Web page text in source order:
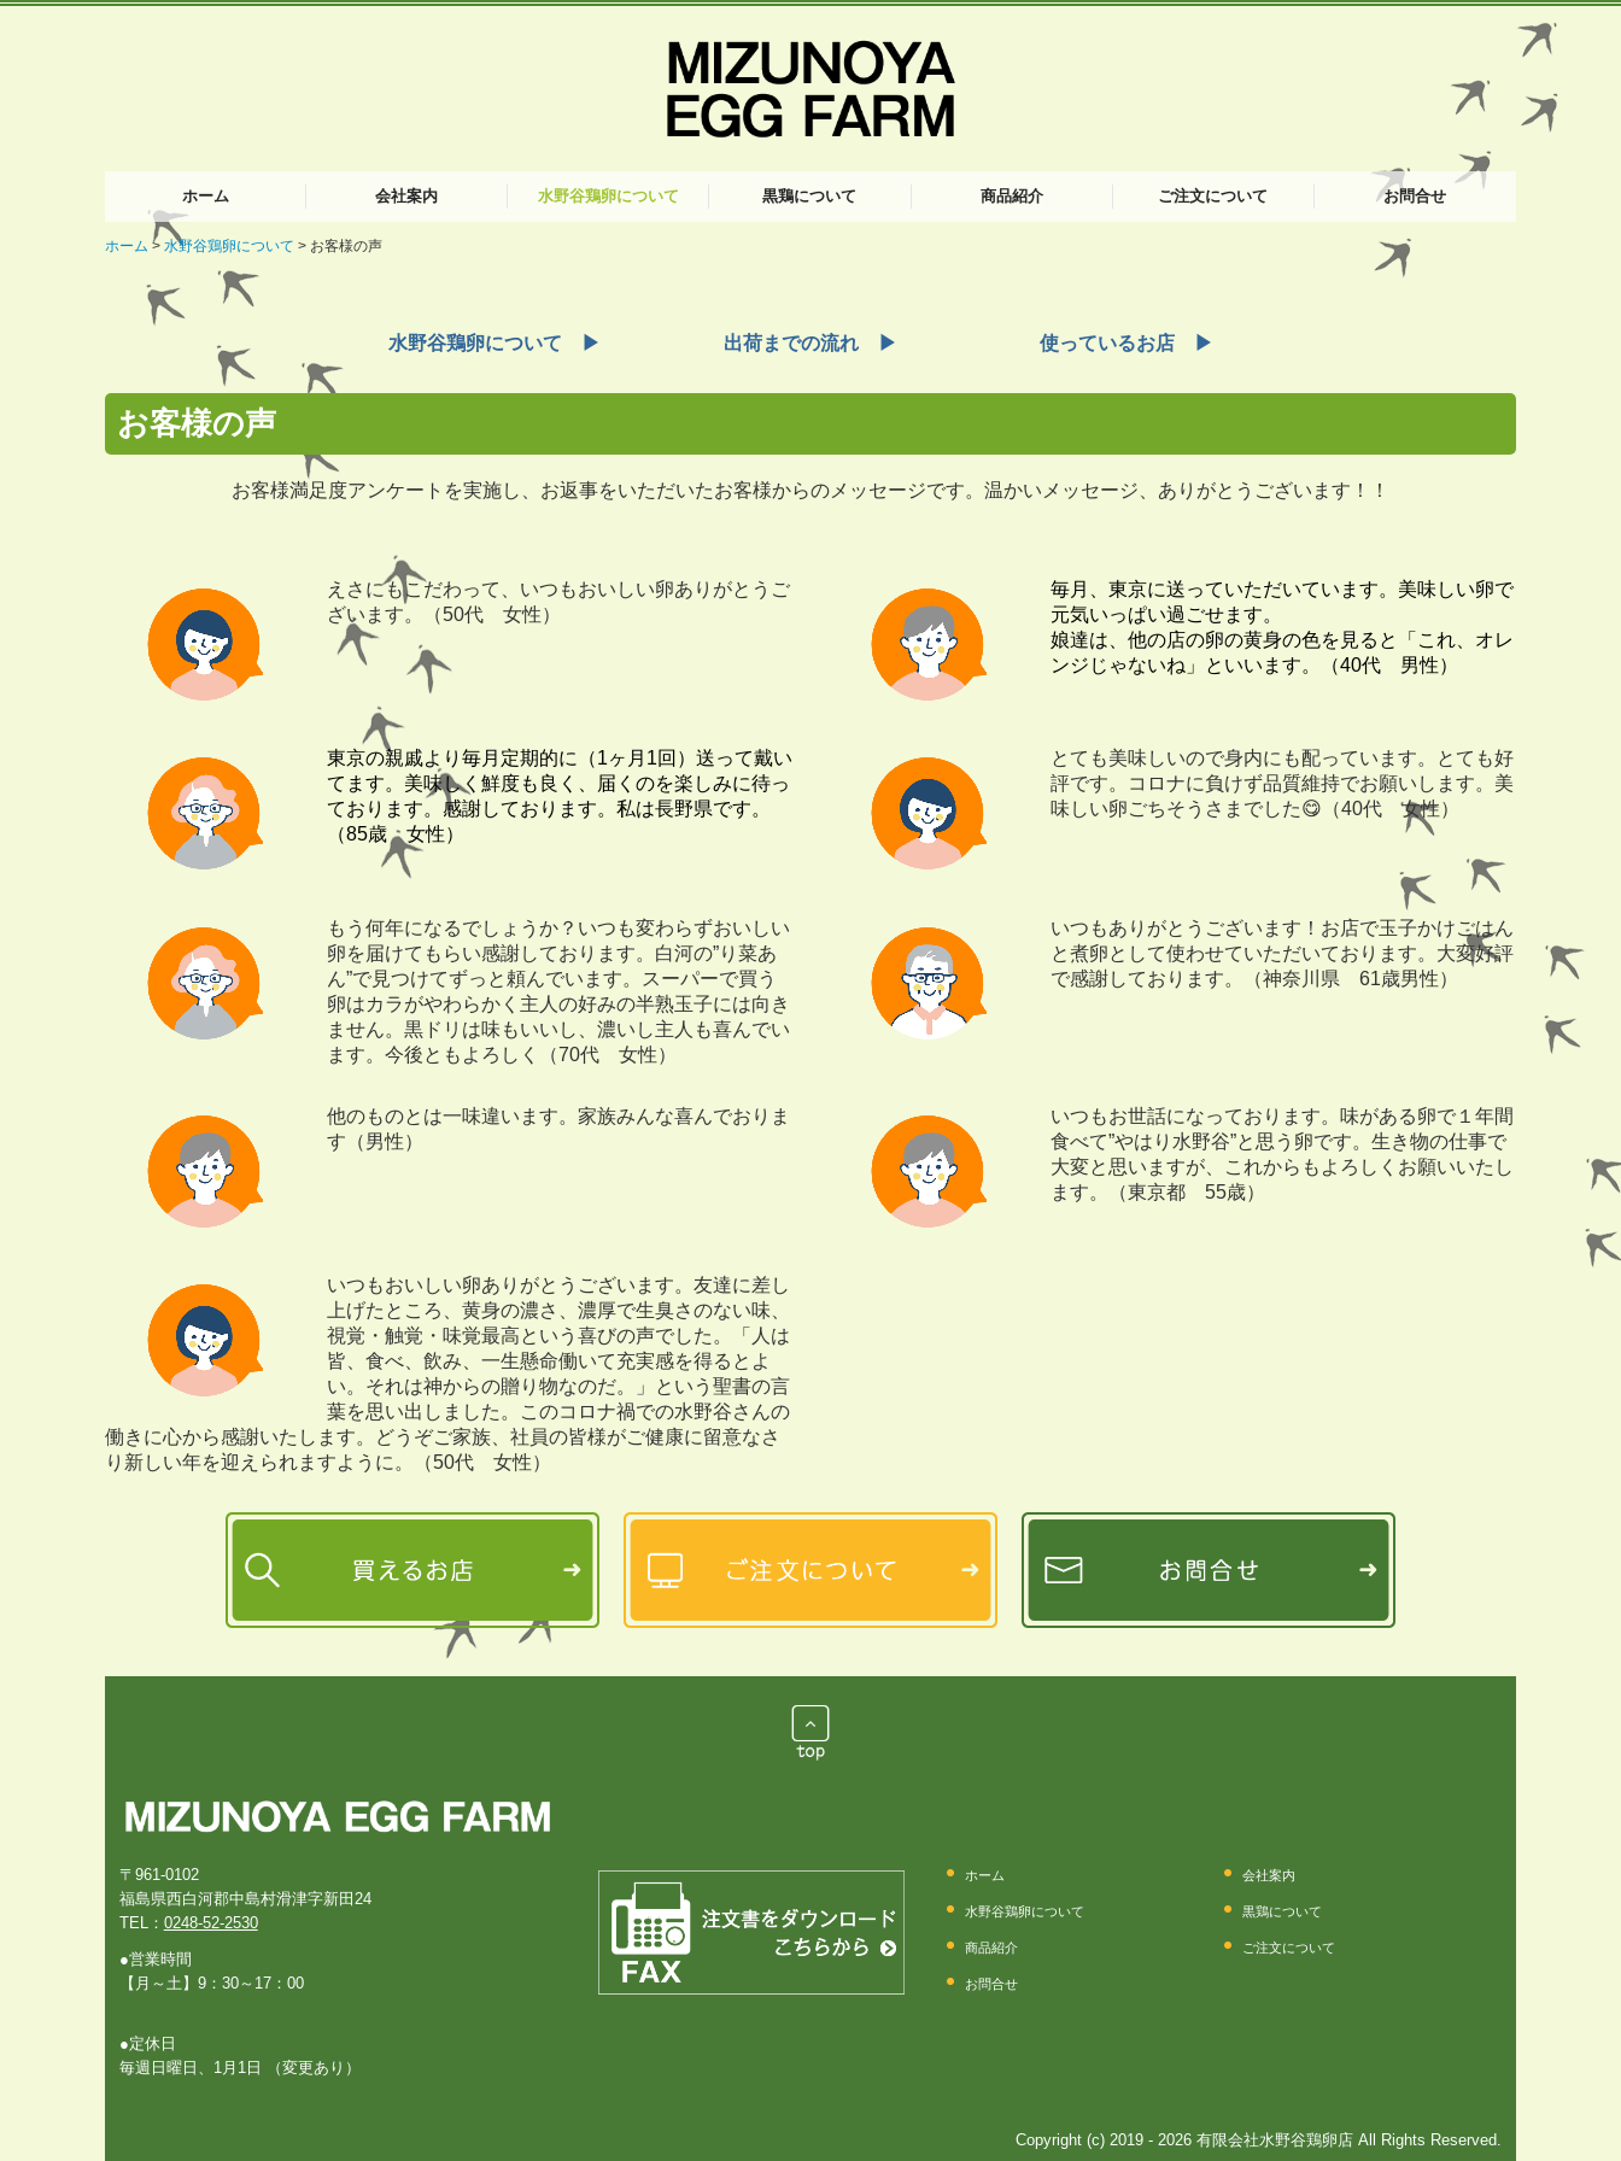
ホーム 会社案内
ご挨拶
水野谷鶏卵について 黒鶏について 商品紹介 ご注文について お問合せ
プライバシーポリシー
ホーム 水野谷鶏卵について お客様の声
水野谷鶏卵について ▶ 出荷までの流れ▶ 使っているお店 ▶
お客様の声
お客様満足度アンケートを実施し、お返事をいただいたお客様からのメッセージです。温かいメッセージ、ありがとうございます！！
えさにもこだわって、いつもおいしい卵ありがとうご
ざいます。（50代 女性）
毎月、東京に送っていただいています。美味しい卵で
元気いっぱい過ごせます。
娘達は、他の店の卵の黄身の色を見ると「これ、オレ
ンジじゃないね」といいます。（40代 男性）
東京の親戚より毎月定期的に（1ヶ月1回）送って戴い
てます。美味しく鮮度も良く、届くのを楽しみに待っ
ております。感謝しております。私は長野県です。
（85歳 女性）
とても美味しいので身内にも配っています。とても好
評です。コロナに負けず品質維持でお願いします。美
味しい卵ごちそうさまでした😋（40代 女性）
もう何年になるでしょうか？いつも変わらずおいしい
卵を届けてもらい感謝しております。白河の”り菜あ
ん”で見つけてずっと頼んでいます。スーパーで買う
卵はカラがやわらかく主人の好みの半熟玉子には向き
ません。黒ドリは味もいいし、濃いし主人も喜んでい
ます。今後ともよろしく（70代 女性）
いつもありがとうございます！お店で玉子かけごはん
と煮卵として使わせていただいております。大変好評
で感謝しております。（神奈川県 61歳男性）
他のものとは一味違います。家族みんな喜んでおりま
す（男性）
いつもお世話になっております。味がある卵で１年間
食べて”やはり水野谷”と思う卵です。生き物の仕事で
大変と思いますが、これからもよろしくお願いいたし
ます。（東京都 55歳）
いつもおいしい卵ありがとうございます。友達に差し
上げたところ、黄身の濃さ、濃厚で生臭さのない味、
視覚・触覚・味覚最高という喜びの声でした。「人は
皆、食べ、飲み、一生懸命働いて充実感を得るとよ
い。それは神からの贈り物なのだ。」という聖書の言
葉を思い出しました。このコロナ禍での水野谷さんの
働きに心から感謝いたします。どうぞご家族、社員の皆様がご健康に留意なさ
り新しい年を迎えられますように。（50代 女性）
〒961-0102
福島県西白河郡中島村滑津字新田24
TEL： 0248-52-2530
●営業時間
【月～土】9：30～17：00
●定休日
毎週日曜日、1月1日 （変更あり）
ホーム 会社案内
水野谷鶏卵について 黒鶏について
商品紹介 ご注文について
お問合せ
Copyright (c) 2019 - 2026 有限会社水野谷鶏卵店 All Rights Reserved.